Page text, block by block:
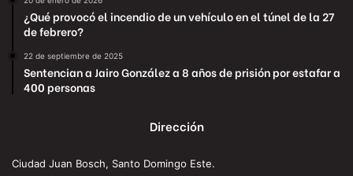
¿Qué provocó el incendio de un vehículo en el túnel de la 27
de febrero?
22 de septiembre de 2025
Sentencian a Jairo González a 8 años de prisión por estafar a
400 personas
Dirección
Ciudad Juan Bosch, Santo Domingo Este.